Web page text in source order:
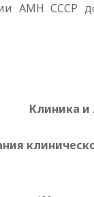
АМН СССР
Клиника и